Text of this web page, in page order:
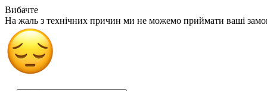
Вибачте
На жаль з технічних причин ми не можемо приймати ваші